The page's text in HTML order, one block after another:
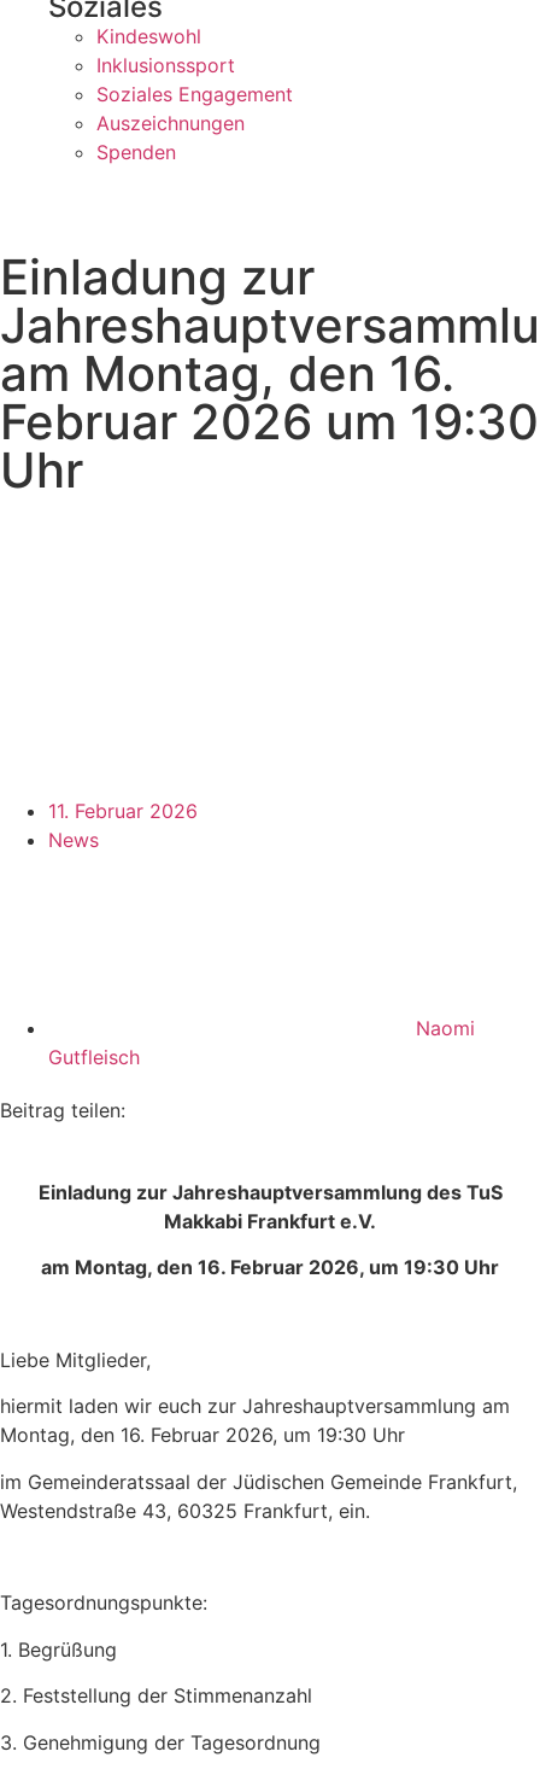
Kindeswohl
Inklusionssport
Soziales Engagement
Auszeichnungen
Spenden
Einladung zur
am Montag, den 16.
Februar 2026 um 19:30
Uhr
11. Februar 2026
News
Naomi
Gutfleisch
Beitrag teilen:
Einladung zur Jahreshauptversammlung des TuS
Makkabi Frankfurt e.V.
am Montag, den 16. Februar 2026, um 19:30 Uhr
Liebe Mitglieder,
hiermit laden wir euch zur Jahreshauptversammlung am
Montag, den 16. Februar 2026, um 19:30 Uhr
im Gemeinderatssaal der Jüdischen Gemeinde Frankfurt,
Westendstraße 43, 60325 Frankfurt, ein.
Tagesordnungspunkte:
1. Begrüßung
2. Feststellung der Stimmenanzahl
3. Genehmigung der Tagesordnung